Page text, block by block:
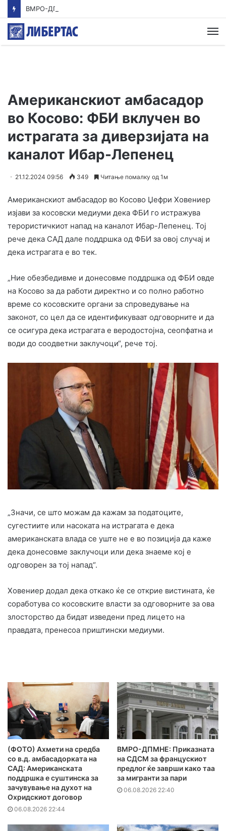
Американскиот амбасадор
во Косово: ФБИ вклучен во
истрагата за диверзијата на
каналот Ибар-Лепенец
21.12.2024 09:56 349 Читање помалку од 1м
Американскиот амбасадор во Косово Џефри Ховениер
изјави за косовски медиуми дека ФБИ го истражува
терористичкиот напад на каналот Ибар-Лепенец. Тој
рече дека САД дале поддршка од ФБИ за овој случај и
дека истрагата е во тек.
„Ние обезбедивме и донесовме поддршка од ФБИ овде
на Косово за да работи директно и со полно работно
време со косовските органи за спроведување на
законот, со цел да се идентификуваат одговорните и да
се осигура дека истрагата е веродостојна, сеопфатна и
води до соодветни заклучоци“, рече тој.
„Значи, се што можам да кажам за податоците,
сугестиите или насоката на истрагата е дека
американската влада се уште не е во позиција да каже
дека донесовме заклучоци или дека знаеме кој е
одговорен за тој напад“.
Ховениер додал дека откако ќе се открие вистината, ќе
соработува со косовските власти за одговорните за ова
злосторство да бидат изведени пред лицето на
правдата, пренесоа приштински медиуми.
(ФОТО) Ахмети на средба
со в.д. амбасадорката на
САД: Американската
поддршка е суштинска за
зачувување на духот на
Охридскиот договор
06.08.2026 22:44
ВМРО-ДПМНЕ: Приказната
на СДСМ за францускиот
предлог ќе заврши како таа
за мигранти за пари
06.08.2026 22:40